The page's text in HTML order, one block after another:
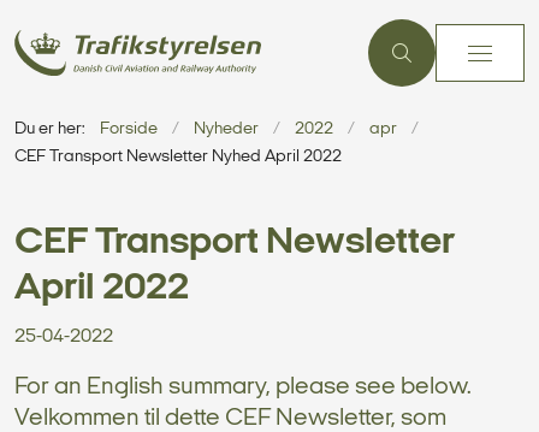
Du er her: Forside Nyheder 2022
apr
CEF Transport Newsletter Nyhed April 2022
CEF Transport Newsletter
April 2022
25-04-2022
For an English summary, please see below.
Velkommen til dette CEF Newsletter, som